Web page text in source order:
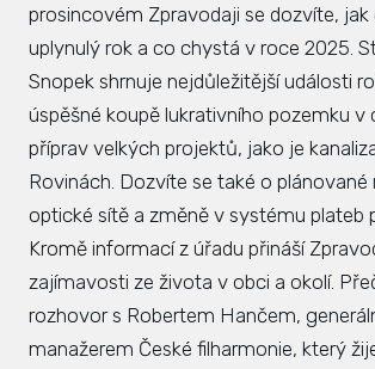
prosincovém Zpravodaji se dozvíte, jak
uplynulý rok a co chystá v roce 2025.
Snopek shrnuje nejdůležitější události
úspěšné koupě lukrativního pozemku v
příprav velkých projektů, jako je
Rovinách. Dozvíte se také o plánované
optické sítě a změně v systému plateb
Kromě informací z úřadu přináší
zajímavosti ze života v obci a okolí.
rozhovor s Robertem Hančem,
manažerem České filharmonie, který